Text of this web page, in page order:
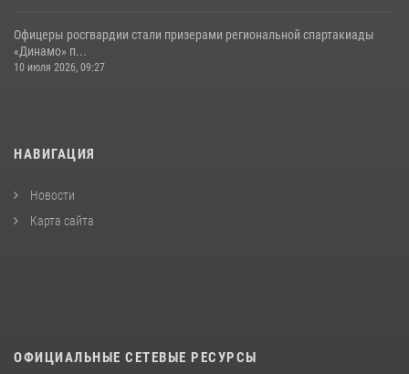
Офицеры росгвардии стали призерами региональной спартакиады
«Динамо» п...
10 июля 2026, 09:27
НАВИГАЦИЯ
Новости
Карта сайта
ОФИЦИАЛЬНЫЕ СЕТЕВЫЕ РЕСУРСЫ